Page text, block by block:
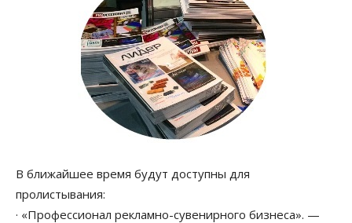
В ближайшее время будут доступны для
пролистывания:
· «Профессионал рекламно-сувенирного бизнеса». —